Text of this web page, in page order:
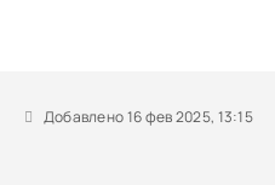
Добавлено 16 фев 2025, 13:15